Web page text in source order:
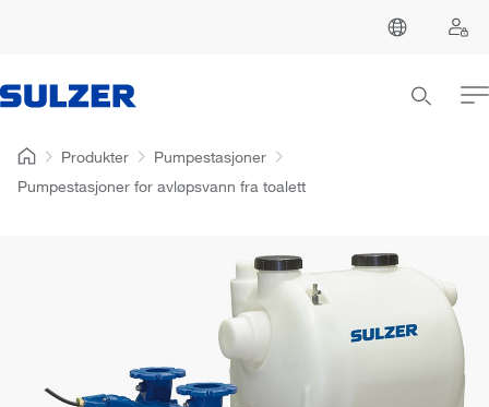
Produkter
Pumpestasjoner
Pumpestasjoner for avløpsvann fra toalett